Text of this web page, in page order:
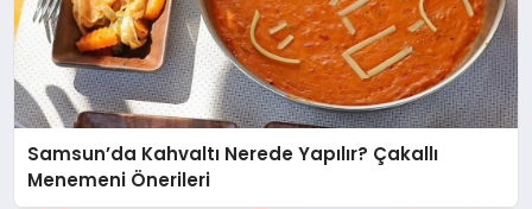
Samsun’da Kahvaltı Nerede Yapılır? Çakallı
Menemeni Önerileri